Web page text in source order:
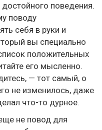
поведения.
поводу
себя в руки и
вы специально
положительных
его мысленно.
— тот самый, о
не изменилось, даже
что-то дурное.
не повод для